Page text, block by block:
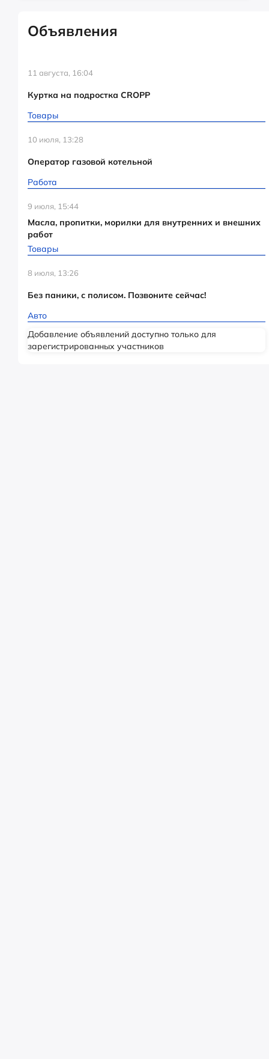
Объявления
11 августа, 16:04
Куртка на подростка CROPP
Товары
10 июля, 13:28
Оператор газовой котельной
Работа
9 июля, 15:44
Масла, пропитки, морилки для внутренних и внешних
работ
Товары
8 июля, 13:26
Без паники, с полисом. Позвоните сейчас!
Авто
Добавление объявлений доступно только для
зарегистрированных участников